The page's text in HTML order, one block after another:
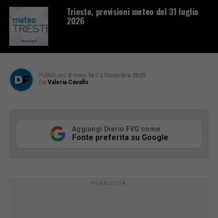
Trieste, previsioni meteo del 31 luglio
2026
Pubblicato 8 mesi fa il 2 Dicembre 2025
Da Valeria Cavallo
Aggiungi Diario FVG come
Fonte preferita su Google